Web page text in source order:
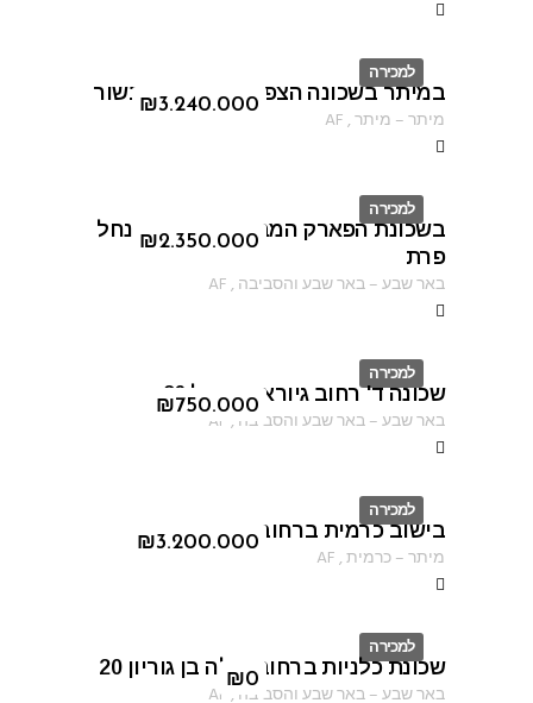
למכירה
ID
₪3.240.000
במיתר בשכונה הצפונית ברחוב הבשור
מיתר– מיתר,
AF
למכירה
ID
₪2.350.000
בשכונת הפארק המבוקשת ברחוב נחל
פרת
באר שבע–באר שבע והסביבה ,
AF
למכירה
ID
₪750.000
שכונה ד' רחוב גיורא יוספטל 26
באר שבע–באר שבע והסביבה ,
AF
למכירה
ID
₪3.200.000
בישוב כרמית ברחוב הקורא
מיתר–כרמית,
AF
למכירה
ID
₪0
שכונת כלניות ברחוב פולה בן גוריון 20
באר שבע–באר שבע והסביבה ,
AF